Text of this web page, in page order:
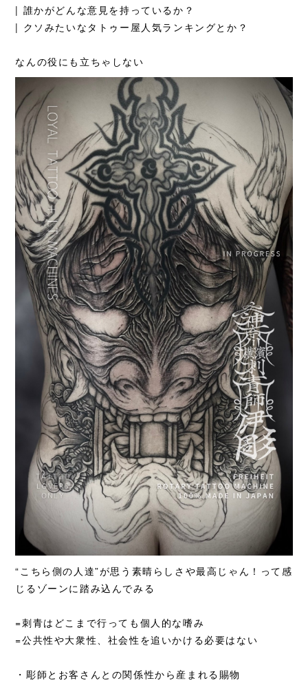
| 誰かがどんな意見を持っているか？
| クソみたいなタトゥー屋人気ランキングとか？
なんの役にも立ちゃしない
“こちら側の人達”が思う素晴らしさや最高じゃん！って感
じるゾーンに踏み込んでみる
=刺青はどこまで行っても個人的な嗜み
=公共性や大衆性、社会性を追いかける必要はない
・彫師とお客さんとの関係性から産まれる賜物